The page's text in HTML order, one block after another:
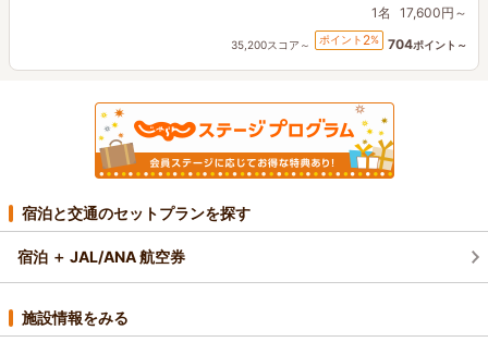
1名 17,600円～
35,200スコア～ ポイント 2% 704ポイント～
宿泊と交通のセットプランを探す
宿泊 ＋ JAL/ANA 航空券
施設情報をみる